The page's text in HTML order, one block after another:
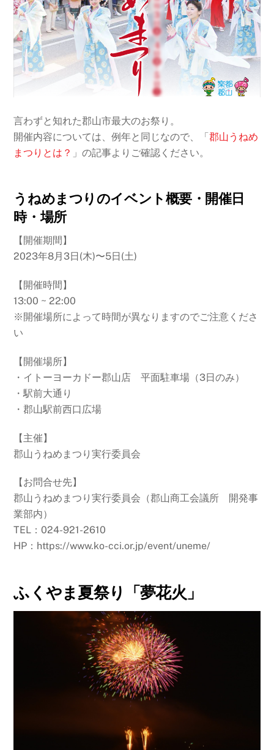
言わずと知れた郡山市最大のお祭り。
開催内容については、例年と同じなので、「郡山うねめ
まつりとは？ 」の記事よりご確認ください。
うねめまつりのイベント概要・開催日
時・場所
【開催期間】
2023年8月3日(木)〜5日(土)
【開催時間】
13:00 ~ 22:00
※開催場所によって時間が異なりますのでご注意くださ
い
【開催場所】
・イトーヨーカドー郡山店 平面駐車場（3日のみ）
・駅前大通り
・郡山駅前西口広場
【主催】
郡山うねめまつり実行委員会
【お問合せ先】
郡山うねめまつり実行委員会（郡山商工会議所 開発事
業部内）
TEL：024-921-2610
HP：https://www.ko-cci.or.jp/event/uneme/
ふくやま夏祭り「夢花火」